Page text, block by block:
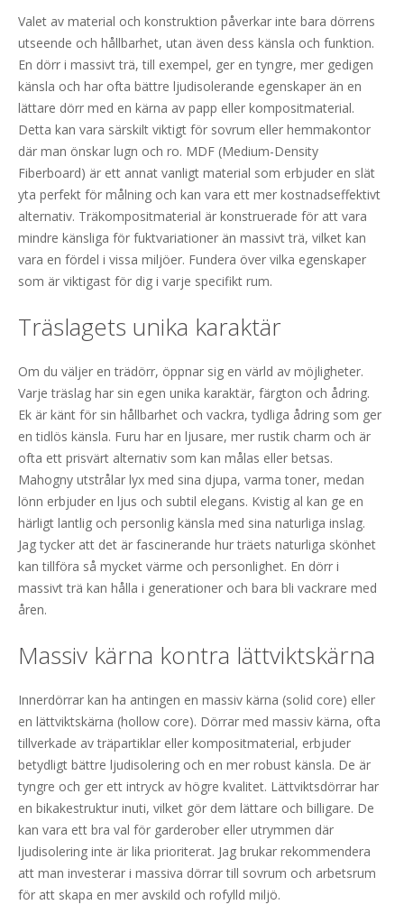
Valet av material och konstruktion påverkar inte bara dörrens
utseende och hållbarhet, utan även dess känsla och funktion.
En dörr i massivt trä, till exempel, ger en tyngre, mer gedigen
känsla och har ofta bättre ljudisolerande egenskaper än en
lättare dörr med en kärna av papp eller kompositmaterial.
Detta kan vara särskilt viktigt för sovrum eller hemmakontor
där man önskar lugn och ro. MDF (Medium-Density
Fiberboard) är ett annat vanligt material som erbjuder en slät
yta perfekt för målning och kan vara ett mer kostnadseffektivt
alternativ. Träkompositmaterial är konstruerade för att vara
mindre känsliga för fuktvariationer än massivt trä, vilket kan
vara en fördel i vissa miljöer. Fundera över vilka egenskaper
som är viktigast för dig i varje specifikt rum.
Träslagets unika karaktär
Om du väljer en trädörr, öppnar sig en värld av möjligheter.
Varje träslag har sin egen unika karaktär, färgton och ådring.
Ek är känt för sin hållbarhet och vackra, tydliga ådring som ger
en tidlös känsla. Furu har en ljusare, mer rustik charm och är
ofta ett prisvärt alternativ som kan målas eller betsas.
Mahogny utstrålar lyx med sina djupa, varma toner, medan
lönn erbjuder en ljus och subtil elegans. Kvistig al kan ge en
härligt lantlig och personlig känsla med sina naturliga inslag.
Jag tycker att det är fascinerande hur träets naturliga skönhet
kan tillföra så mycket värme och personlighet. En dörr i
massivt trä kan hålla i generationer och bara bli vackrare med
åren.
Massiv kärna kontra lättviktskärna
Innerdörrar kan ha antingen en massiv kärna (solid core) eller
en lättviktskärna (hollow core). Dörrar med massiv kärna, ofta
tillverkade av träpartiklar eller kompositmaterial, erbjuder
betydligt bättre ljudisolering och en mer robust känsla. De är
tyngre och ger ett intryck av högre kvalitet. Lättviktsdörrar har
en bikakestruktur inuti, vilket gör dem lättare och billigare. De
kan vara ett bra val för garderober eller utrymmen där
ljudisolering inte är lika prioriterat. Jag brukar rekommendera
att man investerar i massiva dörrar till sovrum och arbetsrum
för att skapa en mer avskild och rofylld miljö.